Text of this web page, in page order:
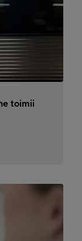
toimii